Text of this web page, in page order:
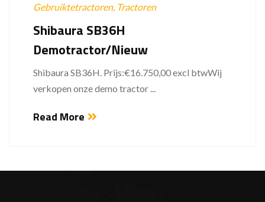
Gebruiktetractoren, Tractoren
Shibaura SB36H
Demotractor/Nieuw
Shibaura SB36H. Prijs:€16.750,00 excl btwWij
verkopen onze demo tractor ...
Read More